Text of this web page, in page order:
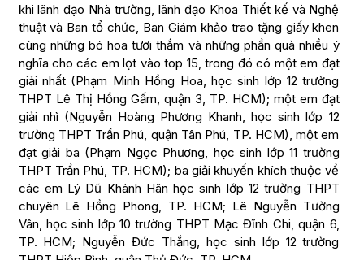
khi lãnh đạo Nhà trường, lãnh đạo Khoa Thiết kế và Nghệ
thuật và Ban tổ chức, Ban Giám khảo trao tặng giấy khen
cùng những bó hoa tươi thắm và những phần quà nhiều ý
nghĩa cho các em lọt vào top 15, trong đó có một em đạt
giải nhất (Phạm Minh Hồng Hoa, học sinh lớp 12 trường
THPT Lê Thị Hồng Gấm, quận 3, TP. HCM); một em đạt
giải nhì (Nguyễn Hoàng Phương Khanh, học sinh lớp 12
trường THPT Trần Phú, quận Tân Phú, TP. HCM), một em
đạt giải ba (Phạm Ngọc Phương, học sinh lớp 11 trường
THPT Trần Phú, TP. HCM); ba giải khuyến khích thuộc về
các em Lý Dũ Khánh Hân học sinh lớp 12 trường THPT
chuyên Lê Hồng Phong, TP. HCM; Lê Nguyễn Tường
Vân, học sinh lớp 10 trường THPT Mạc Đĩnh Chi, quận 6,
TP. HCM; Nguyễn Đức Thắng, học sinh lớp 12 trường